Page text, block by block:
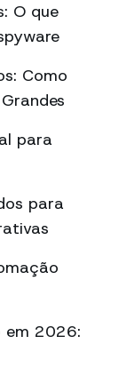
O que
Como
para
para
em 2026: